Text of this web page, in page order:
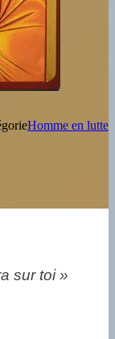
Homme en lutte
sur toi »